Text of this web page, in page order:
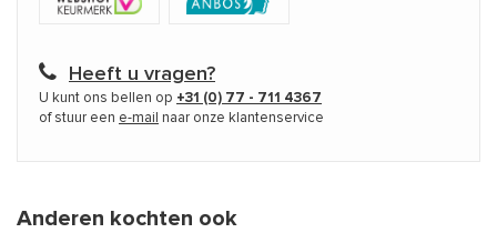
Heeft u vragen?
U kunt ons bellen op +31 (0) 77 - 711 4367
of stuur een e-mail naar onze klantenservice
Anderen kochten ook